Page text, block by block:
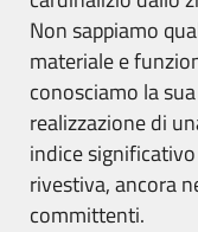
Non sappiamo
materiale e
conosciamo la
realizzazione di
indice
rivestiva, ancora
committenti.